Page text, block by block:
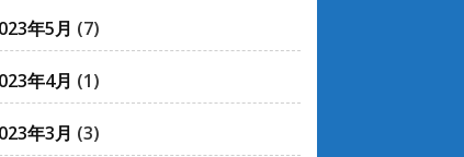
年5月 (7)
年4月 (1)
年3月 (3)